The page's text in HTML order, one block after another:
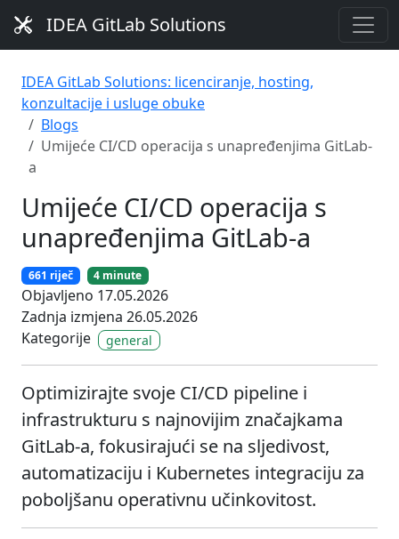
IDEA GitLab Solutions
IDEA GitLab Solutions: licenciranje, hosting,
konzultacije i usluge obuke
Blogs
Umijeće CI/CD operacija s unapređenjima GitLab-
a
Umijeće CI/CD operacija s
unapređenjima GitLab-a
661 riječ 4 minute
Objavljeno 17.05.2026
Zadnja izmjena 26.05.2026
Kategorije
general
Optimizirajte svoje CI/CD pipeline i
infrastrukturu s najnovijim značajkama
GitLab-a, fokusirajući se na sljedivost,
automatizaciju i Kubernetes integraciju za
poboljšanu operativnu učinkovitost.